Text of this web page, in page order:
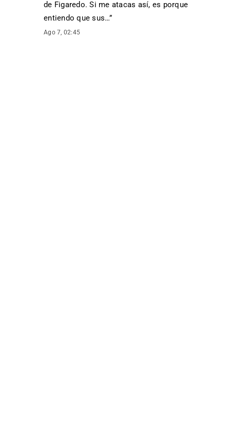
de Figaredo. Si me atacas así, es porque
entiendo que sus…”
Ago 7, 02:45